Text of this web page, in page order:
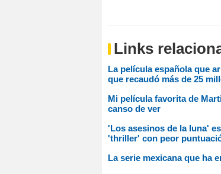
Links
La película española que
que recaudó más de 25
Mi película favorita de
canso de ver
'Los asesinos de la luna'
'thriller' con peor
La serie mexicana que ha